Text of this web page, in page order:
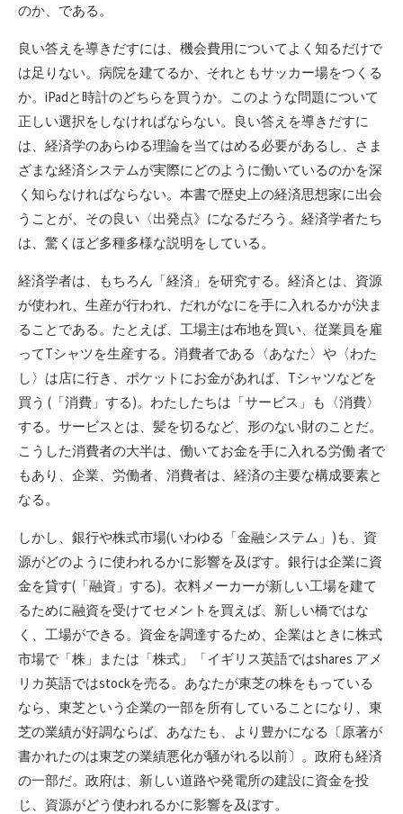
のか、である。
良い答えを導きだすには、機会費用についてよく知るだけで
は足りない。病院を建てるか、それともサッカー場をつくる
か。iPadと時計のどちらを買うか。このような問題について
正しい選択をしなければならない。良い答えを導きだすに
は、経済学のあらゆる理論を当てはめる必要があるし、さま
ざまな経済システムが実際にどのように働いているのかを深
く知らなければならない。本書で歴史上の経済思想家に出会
うことが、その良い〈出発点》になるだろう。経済学者たち
は、驚くほど多種多様な説明をしている。
経済学者は、もちろん「経済」を研究する。経済とは、資源
が使われ、生産が行われ、だれがなにを手に入れるかが決ま
ることである。たとえば、工場主は布地を買い、従業員を雇
ってTシャツを生産する。消費者である〈あなた〉や〈わた
し〉は店に行き、ポケットにお金があれば、Tシャツなどを
買う (「消費」する)。わたしたちは「サービス」も〈消費〉
する。サービスとは、髪を切るなど、形のない財のことだ。
こうした消費者の大半は、働いてお金を手に入れる労働 者で
もあり、企業、労働者、消費者は、経済の主要な構成要素と
なる。
しかし、銀行や株式市場(いわゆる「金融システム」)も、資
源がどのように使われるかに影響を及ぼす。銀行は企業に資
金を貸す(「融資」する)。衣料メーカーが新しい工場を建て
るために融資を受けてセメントを買えば、新しい橋ではな
く、工場ができる。資金を調達するため、企業はときに株式
市場で「株」または「株式」「イギリス英語ではshares アメ
リカ英語ではstockを売る。あなたが東芝の株をもっている
なら、東芝という企業の一部を所有していることになり、東
芝の業績が好調ならば、あなたも、より豊かになる〔原著が
書かれたのは東芝の業績悪化が騒がれる以前〕。政府も経済
の一部だ。政府は、新しい道路や発電所の建設に資金を投
じ、資源がどう使われるかに影響を及ぼす。